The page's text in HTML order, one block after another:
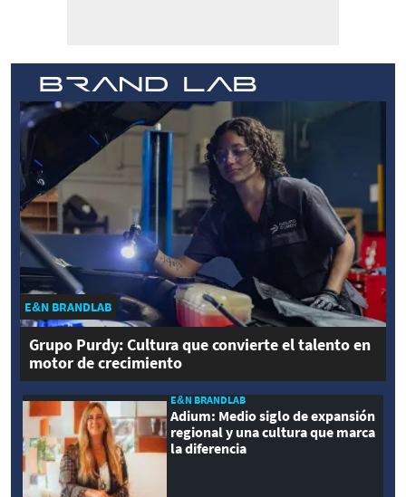
E&N BRANDLAB
Grupo Purdy: Cultura que convierte el talento en
motor de crecimiento
E&N BRANDLAB
Adium: Medio siglo de expansión
regional y una cultura que marca
la diferencia